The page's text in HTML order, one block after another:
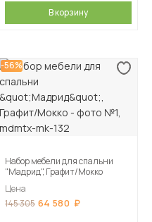
В корзину
-56%
Набор мебели для спальни
"Мадрид", Графит/Мокко
Цена
145 305 64 580